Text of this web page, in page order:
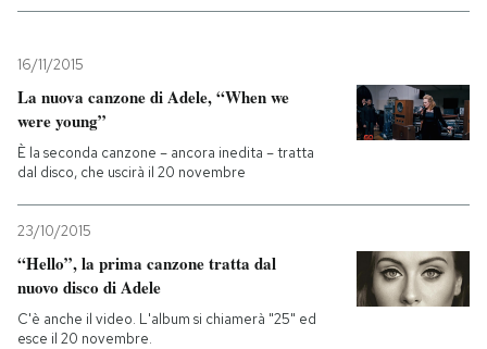
Mondo
Tecnologia
Internet
Cultura
Economia
Sport
Libri
Ok Boomer!
Altrecose
PODCAST
16/11/2015
La nuova canzone di Adele, “When we
were young”
È la seconda canzone – ancora inedita – tratta
dal disco, che uscirà il 20 novembre
23/10/2015
“Hello”, la prima canzone tratta dal
nuovo disco di Adele
C'è anche il video. L'album si chiamerà "25" ed
esce il 20 novembre.